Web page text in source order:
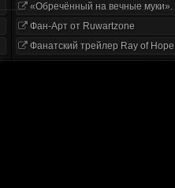
«Обречённый на вечные муки».
Фан-Арт от Ruwartzone
Фанатский трейлер Ray of Hope